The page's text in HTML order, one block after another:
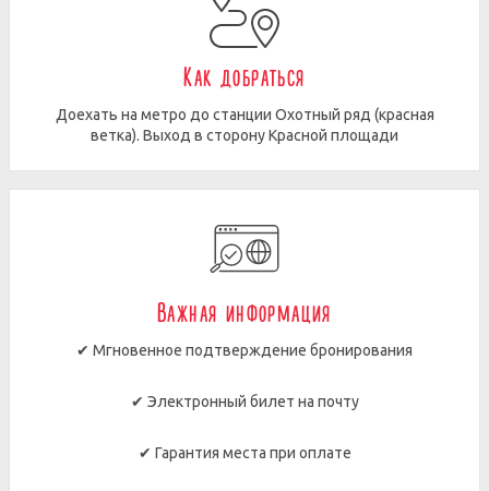
Как добраться
Доехать на метро до станции Охотный ряд (красная
ветка). Выход в сторону Красной площади
Важная информация
✔ Мгновенное подтверждение бронирования
✔ Электронный билет на почту
✔ Гарантия места при оплате